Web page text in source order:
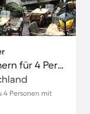
Ferienwohnung mit 2 Schlafzimmern für 4 Personen
4 Personen mit